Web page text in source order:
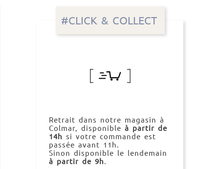
#CLICK & COLLECT
Retrait dans notre magasin à
Colmar, disponible à partir de
14h si votre commande est
passée avant 11h.
Sinon disponible le lendemain
à partir de 9h.